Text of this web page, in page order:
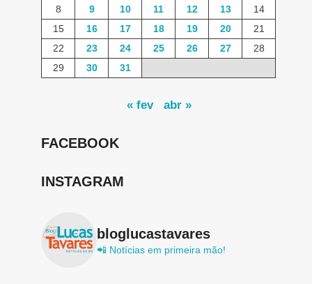
8
9 10 11 12 13
14
15
16 17 18 19 20
21
22
23 24 25 26 27
28
29
30 31
« fev abr »
FACEBOOK
INSTAGRAM
bloglucastavares
📲 Notícias em primeira mão!